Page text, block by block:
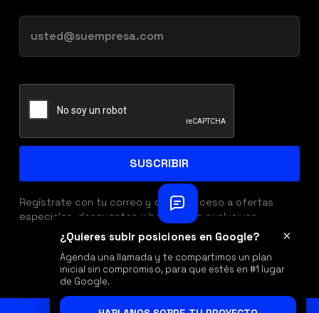
Regístrate con tu correo y obtén acceso a ofertas
especiales, descuentos y beneficios exclusivos.
×
¿Quieres subir posiciones en Google?
Agenda una llamada y te compartimos un plan
inicial sin compromiso, para que estés en #1 lugar
de Google.